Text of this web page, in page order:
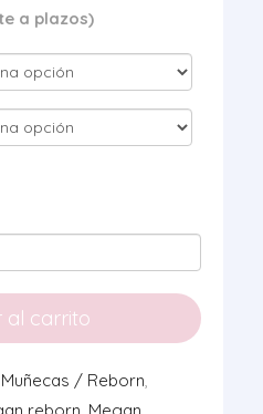
a plazos)
al carrito
Muñecas / Reborn,